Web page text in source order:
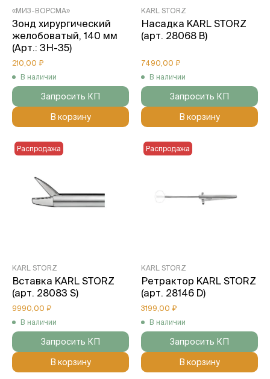
«МИЗ-ВОРСМА»
Зонд хирургический
желобоватый, 140 мм
(Арт.: 3Н-35)
210,00 ₽
В наличии
Запросить КП
В корзину
KARL STORZ
Насадка KARL STORZ
(арт. 28068 B)
7490,00 ₽
В наличии
Запросить КП
В корзину
KARL STORZ
Вставка KARL STORZ
(арт. 28083 S)
9990,00 ₽
В наличии
Распродажа
Запросить КП
В корзину
KARL STORZ
Ретрактор KARL STORZ
(арт. 28146 D)
3199,00 ₽
В наличии
Распродажа
Запросить КП
В корзину